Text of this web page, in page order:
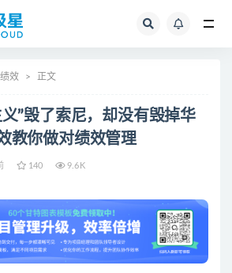
绩效 正文
”毁了索尼，却没有毁掉华
教你做对绩效管理
140 9.6K